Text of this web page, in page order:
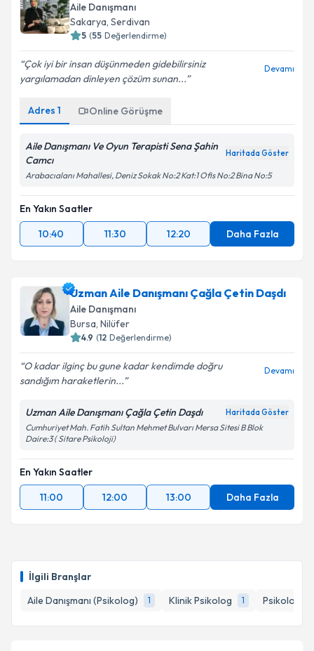
İlgili Branşlar
Aile Danışmanı (Psikolog)
1 Klinik Psikolog 1 Psikoloji
Aile Danışmanı
Sakarya, Serdivan
5 (55 Değerlendirme)
Çok iyi bir insan düşünmeden gidebilirsiniz
yargılamadan dinleyen çözüm sunan...
Devamı
Adres 1 Online Görüşme
Aile Danışmanı Ve Oyun Terapisti Sena Şahin
Camcı
Haritada Göster
Arabacıalanı Mahallesi, Deniz Sokak No:2 Kat:1 Ofis No:2 Bina No:5
En Yakın Saatler
10:40
11:30 12:20 Daha Fazla
Uzman Aile Danışmanı Çağla Çetin Daşdı
Aile Danışmanı
Bursa, Nilüfer
4.9 (12 Değerlendirme)
O kadar ilginç bu gune kadar kendimde doğru
sandığım haraketlerin...
Devamı
Uzman Aile Danışmanı Çağla Çetin Daşdı Haritada Göster
Cumhuriyet Mah. Fatih Sultan Mehmet Bulvarı Mersa Sitesi B Blok
Daire:3 ( Sitare Psikoloji)
En Yakın Saatler
11:00
12:00 13:00 Daha Fazla